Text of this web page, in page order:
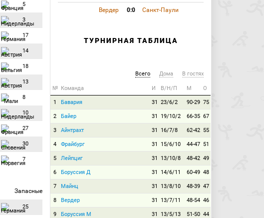
5
3
17
14
18
13
8
10
27
30
7
Запасные
25
Вердер 0:0 Санкт-Паули
ТУРНИРНАЯ ТАБЛИЦА
Всего Дома В гостях
№ Команда И В/Н/П М О
1 Бавария 31 23/6/2 90-29 75
2 Байер 31 19/10/2 66-35 67
3 Айнтрахт 31 16/7/8 62-42 55
4 Фрайбург 31 15/6/10 44-47 51
5 Лейпциг 31 13/10/8 48-42 49
6 Боруссия Д 31 14/6/11 60-49 48
7 Майнц 31 13/8/10 48-39 47
8 Вердер 31 13/7/11 48-54 46
9 Боруссия М 31 13/5/13 51-50 44